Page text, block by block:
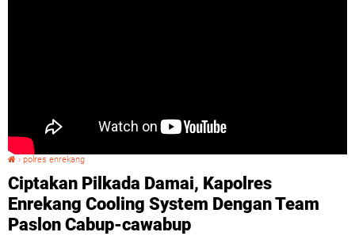
› polres enrekang
Ciptakan Pilkada Damai, Kapolres
Enrekang Cooling System Dengan Team
Paslon Cabup-cawabup